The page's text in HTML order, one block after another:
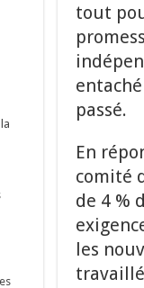
tout
passé.
En
comité
de 4 %
les